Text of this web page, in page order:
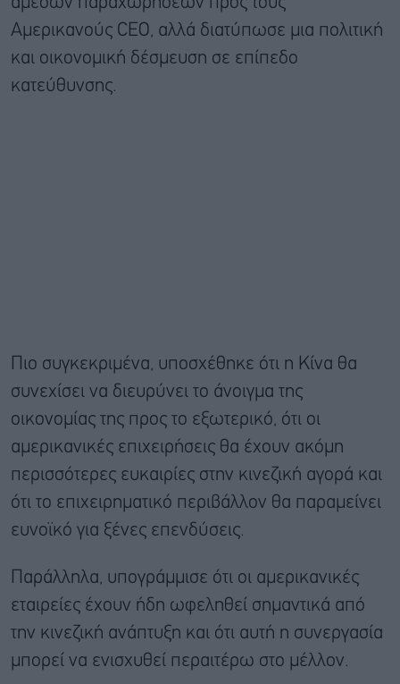
Αμερικανούς CEO, αλλά διατύπωσε μια πολιτική
και οικονομική δέσμευση σε επίπεδο
κατεύθυνσης.
Πιο συγκεκριμένα, υποσχέθηκε ότι η Κίνα θα
συνεχίσει να διευρύνει το άνοιγμα της
οικονομίας της προς το εξωτερικό, ότι οι
αμερικανικές επιχειρήσεις θα έχουν ακόμη
περισσότερες ευκαιρίες στην κινεζική αγορά και
ότι το επιχειρηματικό περιβάλλον θα παραμείνει
ευνοϊκό για ξένες επενδύσεις.
Παράλληλα, υπογράμμισε ότι οι αμερικανικές
εταιρείες έχουν ήδη ωφεληθεί σημαντικά από
την κινεζική ανάπτυξη και ότι αυτή η συνεργασία
μπορεί να ενισχυθεί περαιτέρω στο μέλλον.